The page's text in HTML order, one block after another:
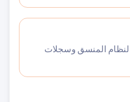
المنسق وسجلات